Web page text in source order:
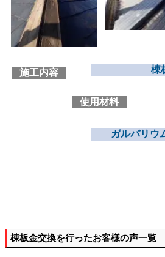
施工内容 棟
使用材料
ガルバリウ
棟板金交換を行ったお客様の声一覧